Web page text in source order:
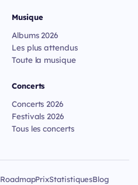
Musique
Albums 2026
Les plus attendus
Toute la musique
Concerts
Concerts 2026
Festivals 2026
Tous les concerts
RoadmapPrixStatistiquesBlog